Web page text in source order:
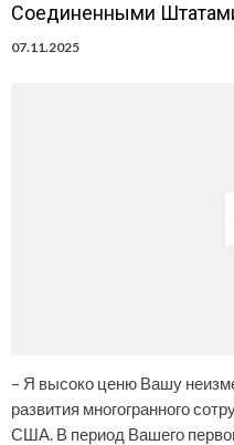
Соединенными
07.11.2025
– Я высоко ценю Вашу
развития многогранного
США. В период Вашего